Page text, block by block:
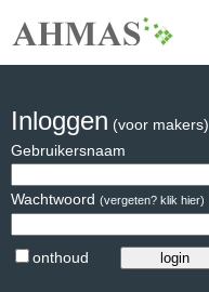
Inloggen (voor makers)
Gebruikersnaam
Wachtwoord (vergeten? klik hier)
onthoud